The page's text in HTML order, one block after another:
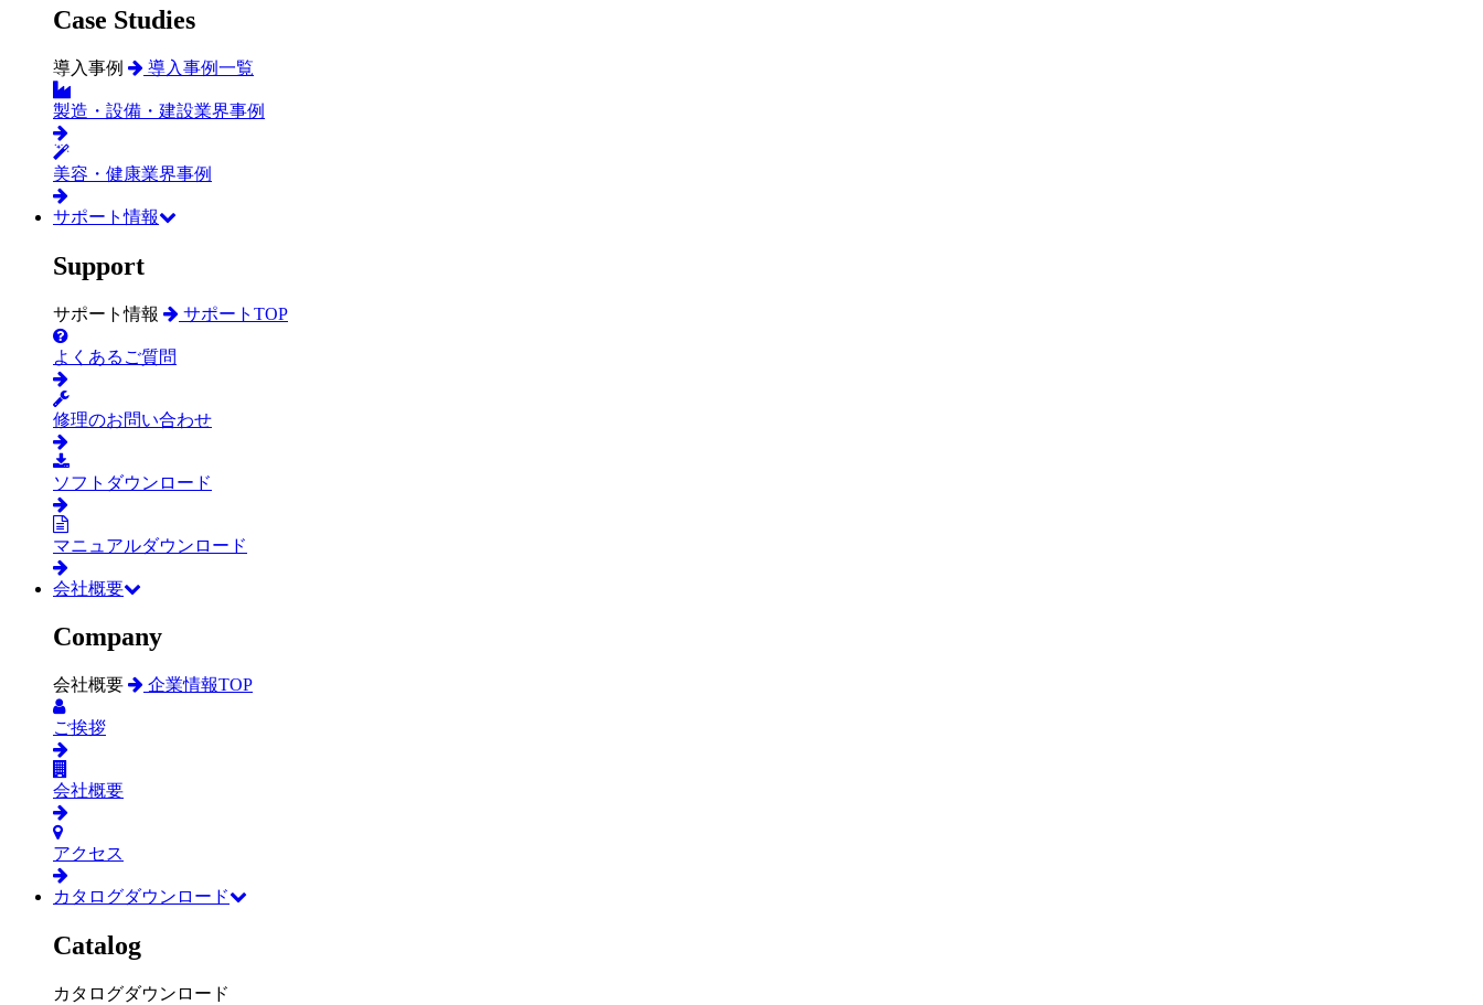
Case Studies
導入事例 導入事例一覧
製造・設備・建設業界事例
美容・健康業界事例
サポート情報
Support
サポート情報 サポートTOP
よくあるご質問
修理のお問い合わせ
ソフトダウンロード
マニュアルダウンロード
会社概要
Company
会社概要 企業情報TOP
ご挨拶
会社概要
アクセス
カタログダウンロード
Catalog
カタログダウンロード